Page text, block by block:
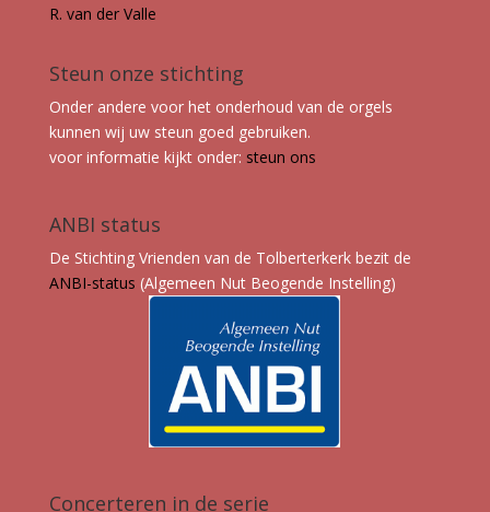
R. van der Valle
Steun onze stichting
Onder andere voor het onderhoud van de orgels
kunnen wij uw steun goed gebruiken.
voor informatie kijkt onder: steun ons
ANBI status
De Stichting Vrienden van de Tolberterkerk bezit de
ANBI-status (Algemeen Nut Beogende Instelling)
Concerteren in de serie